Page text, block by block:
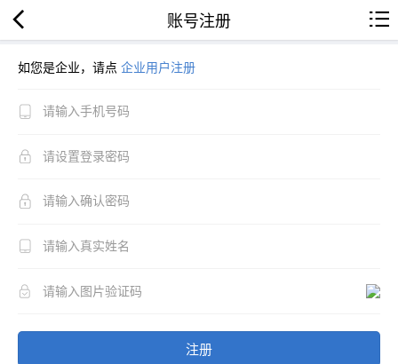
账号注册
如您是企业，请点 企业用户注册
注册